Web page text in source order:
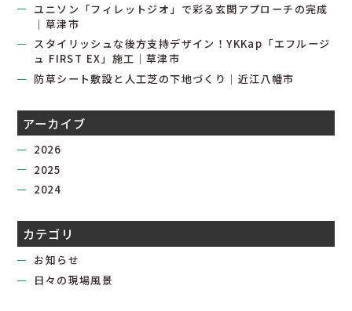
ユニソン「フィレットジオ」で彩る玄関アプローチの完成
｜草津市
スタイリッシュな後方支持デザイン！YKKap「エフルージ
ュ FIRST EX」施工｜草津市
防草シート敷設と人工芝の下地づくり｜近江八幡市
アーカイブ
2026
2025
2024
カテゴリ
お知らせ
日々の現場風景